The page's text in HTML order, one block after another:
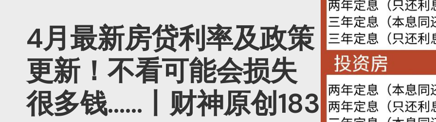
4月最新房贷利率及政策
更新！不看可能会损失
很多钱……丨财神原创183